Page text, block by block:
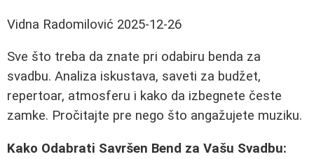
Vidna Radomilović 2025-12-26
Sve što treba da znate pri odabiru benda za
svadbu. Analiza iskustava, saveti za budžet,
repertoar, atmosferu i kako da izbegnete česte
zamke. Pročitajte pre nego što angažujete muziku.
Kako Odabrati Savršen Bend za Vašu Svadbu: